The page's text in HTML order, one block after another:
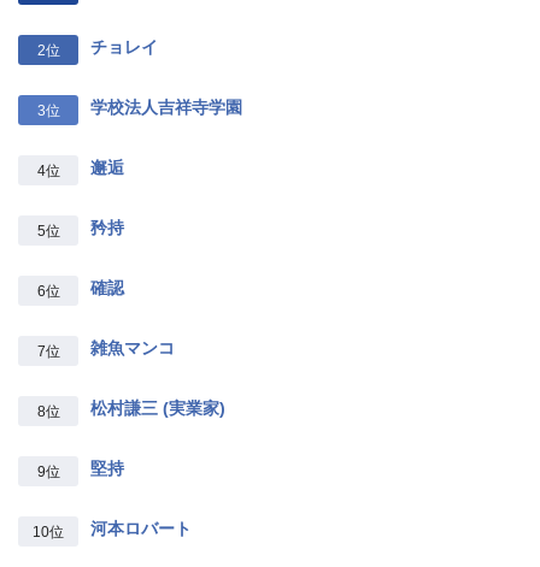
2位 チョレイ
3位 学校法人吉祥寺学園
4位 邂逅
5位 矜持
6位 確認
7位 雑魚マンコ
8位 松村謙三 (実業家)
9位 堅持
10位 河本ロバート